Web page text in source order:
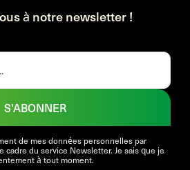
à notre newsletter !
de mes données personnelles par
cadre du service Newsletter. Je sais que je
à tout moment.
S'ABONNER